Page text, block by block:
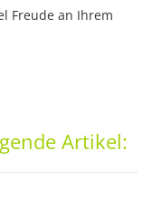
Freude an Ihrem
Artikel: